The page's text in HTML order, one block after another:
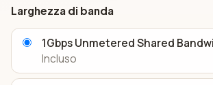
Larghezza di banda
1Gbps Unmetered Shared
Incluso